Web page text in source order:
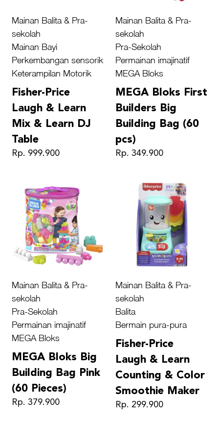
Mainan Balita & Pra-
sekolah
Mainan Bayi
Perkembangan sensorik
Keterampilan Motorik
Fisher-Price
Laugh & Learn
Mix & Learn DJ
Table
Rp. 999.900
Mainan Balita & Pra-
sekolah
Pra-Sekolah
Permainan imajinatif
MEGA Bloks
MEGA Bloks First
Builders Big
Building Bag (60
pcs)
Rp. 349.900
Mainan Balita & Pra-
sekolah
Pra-Sekolah
Permainan imajinatif
MEGA Bloks
MEGA Bloks Big
Building Bag Pink
(60 Pieces)
Rp. 379.900
Mainan Balita & Pra-
sekolah
Balita
Bermain pura-pura
Fisher-Price
Laugh & Learn
Counting & Color
Smoothie Maker
Rp. 299.900